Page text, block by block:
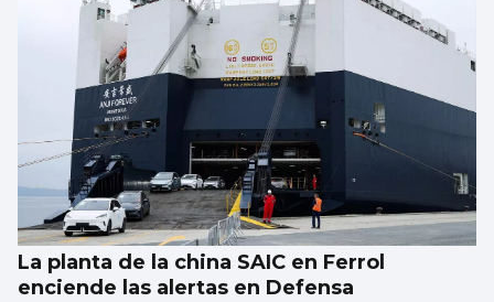
La planta de la china SAIC en Ferrol
enciende las alertas en Defensa